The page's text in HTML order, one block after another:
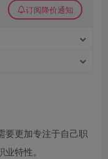
订阅降价通知
要更加专注于自己职
特性。